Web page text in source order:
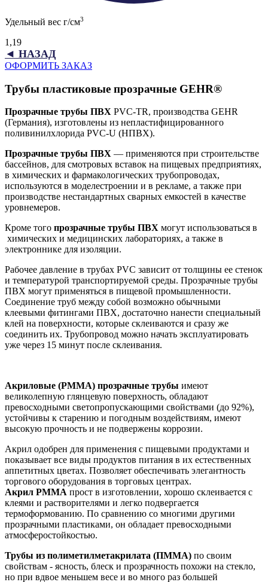
Удельный вес г/см3
1,19
◄ НАЗАД
ОФОРМИТЬ ЗАКАЗ
Трубы пластиковые прозрачные GEHR®
Прозрачные трубы ПВХ PVC-TR, производства GEHR
(Германия), изготовлены из непластифицированного
поливинилхлорида PVC-U (НПВХ).
Прозрачные трубы ПВХ — применяются при строительстве
бассейнов, для смотровых вставок на пищевых предприятиях,
в химических и фармакологических трубопроводах,
используются в моделестроении и в рекламе, а также при
производстве нестандартных сварных емкостей в качестве
уровнемеров.
Кроме того прозрачные трубы ПВХ могут использоваться в
химических и медицинских лабораториях, а также в
электроннике для изоляции.
Рабочее давление в трубах PVC зависит от толщины ее стенок
и температурой транспортируемой среды. Прозрачные трубы
ПВХ могут применяться в пищевой промышленности.
Соединение труб между собой возможно обычными
клеевыми фитингами ПВХ, достаточно нанести специальный
клей на поверхности, которые склеиваются и сразу же
соединить их. Трубопровод можно начать эксплуатировать
уже через 15 минут после склеивания.
Акриловые (PMMA) прозрачные трубы имеют
великолепную глянцевую поверхность, обладают
превосходными светопропускающими свойствами (до 92%),
устойчивы к старению и погодным воздействиям, имеют
высокую прочность и не подвержены коррозии.
Акрил одобрен для применения с пищевыми продуктами и
показывает все виды продуктов питания в их естественных
аппетитных цветах. Позволяет обеспечивать элегантность
торгового оборудования в торговых центрах.
Акрил PMMA прост в изготовлении, хорошо склеивается с
клеями и растворителями и легко подвергается
термоформованию. По сравнению со многими другими
прозрачными пластиками, он обладает превосходными
атмосферостойкостью.
Трубы из полиметилметакрилата (ПММА) по своим
свойствам - ясность, блеск и прозрачность похожи на стекло,
но при вдвое меньшем весе и во много раз большей